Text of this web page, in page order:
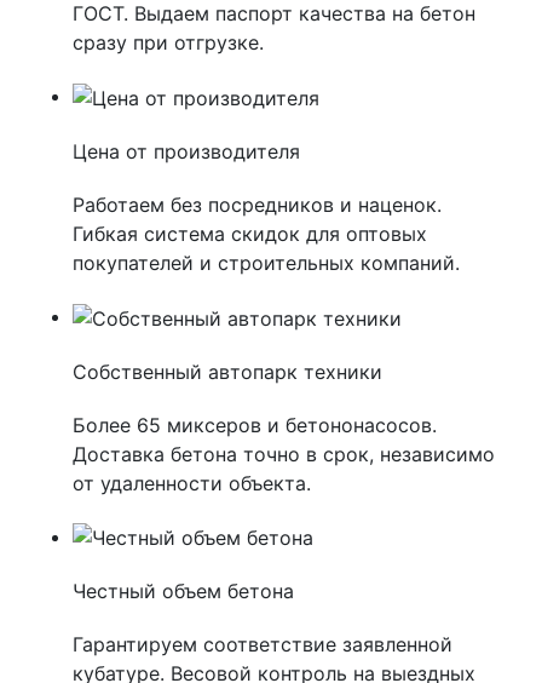
ГОСТ. Выдаем паспорт качества на бетон
сразу при отгрузке.
Цена от производителя
Работаем без посредников и наценок.
Гибкая система скидок для оптовых
покупателей и строительных компаний.
Собственный автопарк техники
Более 65 миксеров и бетононасосов.
Доставка бетона точно в срок, независимо
от удаленности объекта.
Честный объем бетона
Гарантируем соответствие заявленной
кубатуре. Весовой контроль на выездных